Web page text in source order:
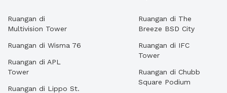
Ruangan di
Multivision Tower
Ruangan di Wisma 76
Ruangan di APL
Tower
Ruangan di Lippo St.
Ruangan di The
Breeze BSD City
Ruangan di IFC
Tower
Ruangan di Chubb
Square Podium